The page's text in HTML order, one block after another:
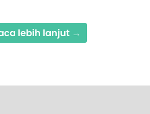
lebih lanjut →